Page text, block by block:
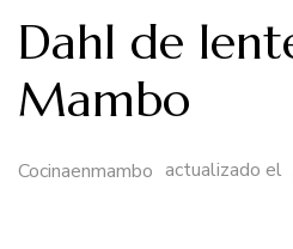
Dahl de
Mambo
Cocinaenmambo actualizado el